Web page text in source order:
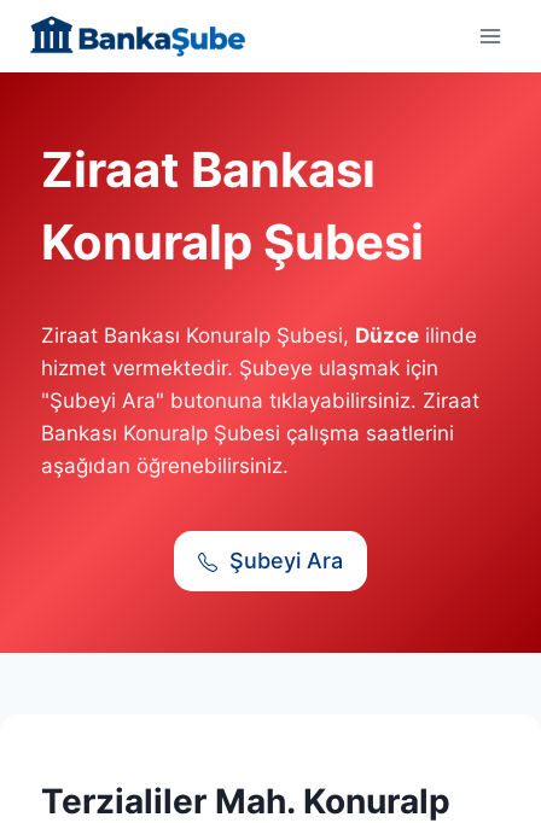
content
Ziraat Bankası
Konuralp Şubesi
Ziraat Bankası Konuralp Şubesi, Düzce ilinde
hizmet vermektedir. Şubeye ulaşmak için
"Şubeyi Ara" butonuna tıklayabilirsiniz. Ziraat
Bankası Konuralp Şubesi çalışma saatlerini
aşağıdan öğrenebilirsiniz.
Şubeyi Ara
Terzialiler Mah. Konuralp